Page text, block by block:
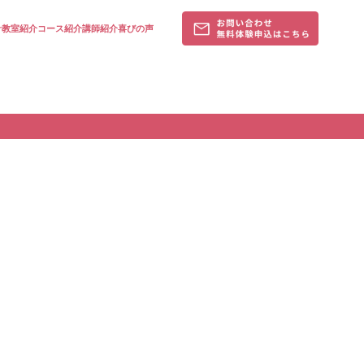
教室紹介コース紹介講師紹介喜びの声